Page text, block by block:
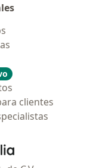
clientes
- Página de inicio